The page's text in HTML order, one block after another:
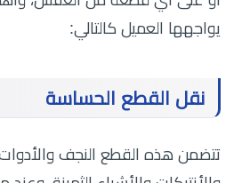
يواجهها العميل كالتالي:
نقل القطع الحساسة
تتضمن هذه القطع النجف